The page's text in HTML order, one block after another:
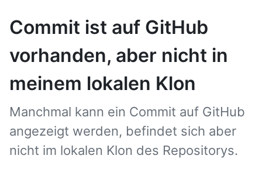
Commit ist auf GitHub
vorhanden, aber nicht in
meinem lokalen Klon
Manchmal kann ein Commit auf GitHub
angezeigt werden, befindet sich aber
nicht im lokalen Klon des Repositorys.